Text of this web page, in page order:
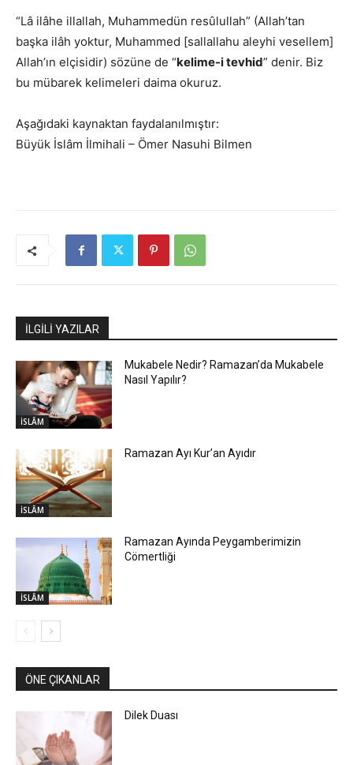
“Lâ ilâhe illallah, Muhammedün resûlullah” (Allah’tan
başka ilâh yoktur, Muhammed [sallallahu aleyhi vesellem]
Allah’ın elçisidir) sözüne de “kelime-i tevhid” denir. Biz
bu mübarek kelimeleri daima okuruz.
Aşağıdaki kaynaktan faydalanılmıştır:
Büyük İslâm İlmihali – Ömer Nasuhi Bilmen
İLGİLİ YAZILAR
İSLÂM
Mukabele Nedir? Ramazan’da Mukabele
Nasıl Yapılır?
İSLÂM
Ramazan Ayı Kur’an Ayıdır
İSLÂM
Ramazan Ayında Peygamberimizin
Cömertliği
ÖNE ÇIKANLAR
Dilek Duası